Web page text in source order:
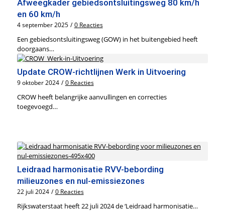
Afweegkader gebiedsontsluitingsweg 80 km/h
en 60 km/h
4 september 2025 / 0 Reacties
Een gebiedsontsluitingsweg (GOW) in het buitengebied heeft
doorgaans…
Update CROW-richtlijnen Werk in Uitvoering
9 oktober 2024 / 0 Reacties
CROW heeft belangrijke aanvullingen en correcties
toegevoegd…
Leidraad harmonisatie RVV-bebording
milieuzones en nul-emissiezones
22 juli 2024 / 0 Reacties
Rijkswaterstaat heeft 22 juli 2024 de ‘Leidraad harmonisatie…